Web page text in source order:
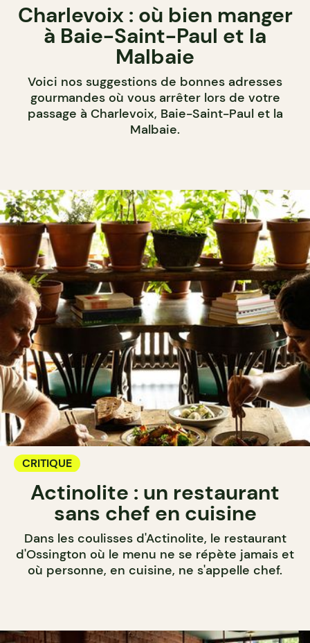
Charlevoix : où bien manger
à Baie-Saint-Paul et la
Malbaie
Voici nos suggestions de bonnes adresses
gourmandes où vous arrêter lors de votre
passage à Charlevoix, Baie-Saint-Paul et la
Malbaie.
CRITIQUE
Actinolite : un restaurant
sans chef en cuisine
Dans les coulisses d'Actinolite, le restaurant
d'Ossington où le menu ne se répète jamais et
où personne, en cuisine, ne s'appelle chef.